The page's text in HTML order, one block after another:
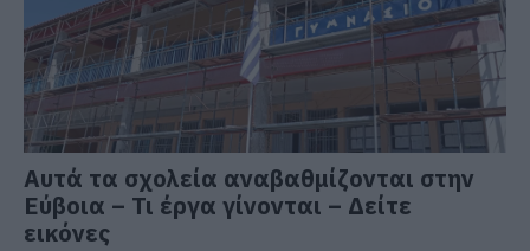
Αυτά τα σχολεία αναβαθμίζονται στην
Εύβοια – Τι έργα γίνονται – Δείτε
εικόνες